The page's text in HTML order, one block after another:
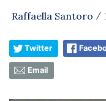
Raffaella Santoro /
Twitter
Email